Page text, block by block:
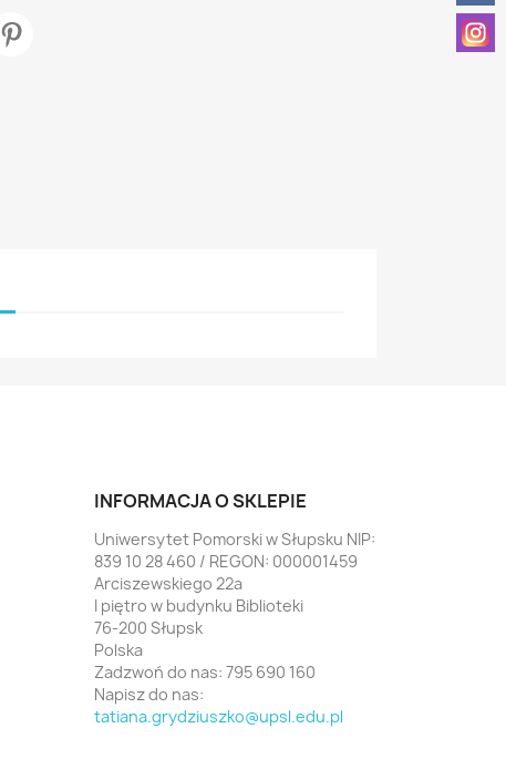
INFORMACJA O SKLEPIE
Uniwersytet Pomorski w Słupsku NIP:
839 10 28 460 / REGON: 000001459
Arciszewskiego 22a
I piętro w budynku Biblioteki
76-200 Słupsk
Polska
Zadzwoń do nas: 795 690 160
Napisz do nas:
tatiana.grydziuszko@upsl.edu.pl